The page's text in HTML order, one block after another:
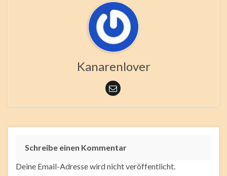
Kanarenlover
Schreibe einen Kommentar
Deine Email-Adresse wird nicht veröffentlicht.